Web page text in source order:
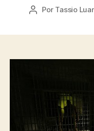
Autor
Por Tassio